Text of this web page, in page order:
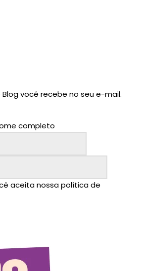
você recebe no seu e-mail.
completo
aceita nossa política de